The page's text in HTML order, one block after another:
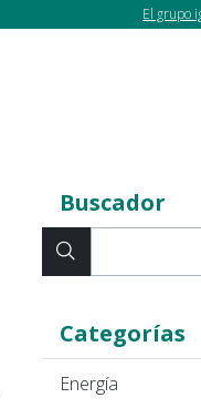
El grupo
Buscador
Categorías
Energía